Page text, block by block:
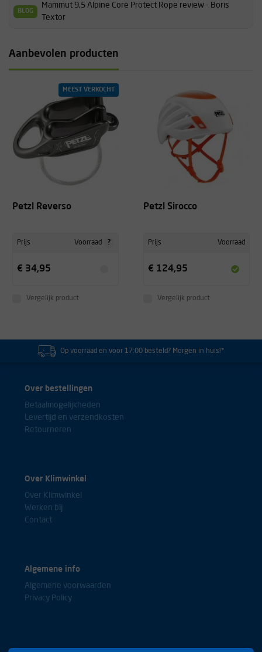
BLOG
Mammut 9,5 Alpine Core Protect Rope review - Boris
Textor
Aanbevolen producten
MEEST VERKOCHT
Petzl Reverso
Prijs Voorraad ?
€ 34,95
Vergelijk product
Petzl Sirocco
Prijs Voorraad
€ 124,95
Vergelijk product
Op voorraad en voor 17:00 besteld? Morgen in huis!*
Over bestellingen
Betaalmogelijkheden
Levertijd en verzendkosten
Retourneren
Over Klimwinkel
Over Klimwinkel
Werken bij
Contact
Algemene info
Algemene voorwaarden
Privacy Policy